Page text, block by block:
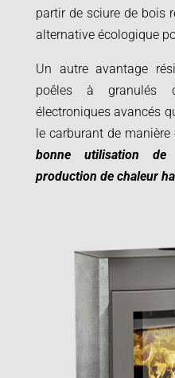
partir de sciure de bois
alternative écologique
Un autre avantage
poêles à granulés
électroniques avancés
le carburant de
bonne utilisation de
production de chaleur